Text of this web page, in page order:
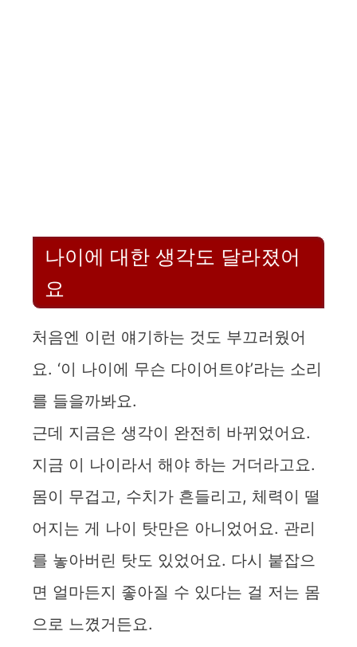
나이에 대한 생각도 달라졌어
요
처음엔 이런 얘기하는 것도 부끄러웠어
요. ‘이 나이에 무슨 다이어트야’라는 소리
를 들을까봐요.
근데 지금은 생각이 완전히 바뀌었어요.
지금 이 나이라서 해야 하는 거더라고요.
몸이 무겁고, 수치가 흔들리고, 체력이 떨
어지는 게 나이 탓만은 아니었어요. 관리
를 놓아버린 탓도 있었어요. 다시 붙잡으
면 얼마든지 좋아질 수 있다는 걸 저는 몸
으로 느꼈거든요.